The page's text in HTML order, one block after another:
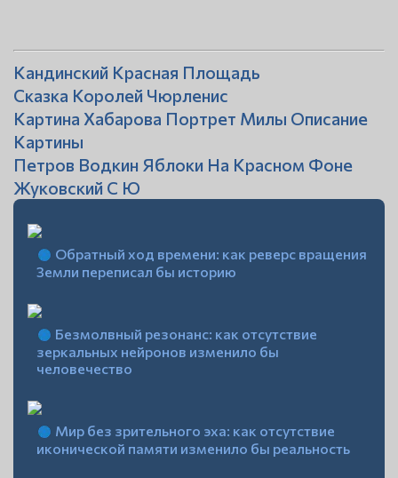
Кандинский Красная Площадь
Сказка Королей Чюрленис
Картина Хабарова Портрет Милы Описание
Картины
Петров Водкин Яблоки На Красном Фоне
Жуковский С Ю
Обратный ход времени: как реверс вращения
Земли переписал бы историю
Безмолвный резонанс: как отсутствие
зеркальных нейронов изменило бы
человечество
Мир без зрительного эха: как отсутствие
иконической памяти изменило бы реальность